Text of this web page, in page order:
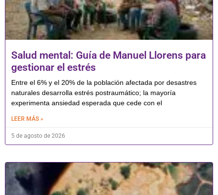
Salud mental: Guía de Manuel Llorens para
gestionar el estrés
Entre el 6% y el 20% de la población afectada por desastres
naturales desarrolla estrés postraumático; la mayoría
experimenta ansiedad esperada que cede con el
LEER MÁS »
5 de agosto de 2026